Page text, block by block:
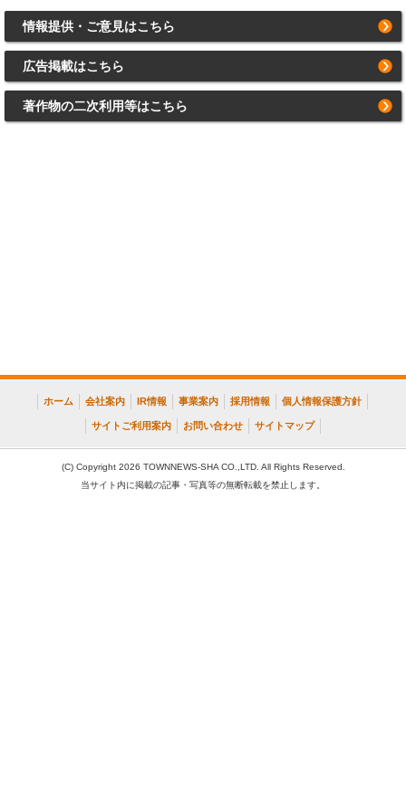
情報提供・ご意見はこちら
広告掲載はこちら
著作物の二次利用等はこちら
ホーム 会社案内 IR情報 事業案内 採用情報 個人情報保護方針
サイトご利用案内 お問い合わせ サイトマップ
(C) Copyright 2026 TOWNNEWS-SHA CO.,LTD. All Rights Reserved.
当サイト内に掲載の記事・写真等の無断転載を禁止します。